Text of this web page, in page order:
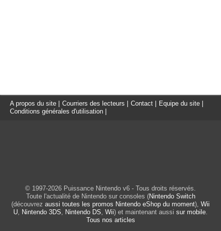
A propos du site Courriers des lecteurs Contact Equipe du site
Conditions générales d'utilisation
© 1997-2026 Puissance Nintendo v6 - Tous droits réservés.
Toute l'actualité de Nintendo sur consoles (Nintendo Switch
(découvrez aussi toutes les promos Nintendo eShop du moment), Wii
U, Nintendo 3DS, Nintendo DS, Wii) et maintenant aussi sur mobile.
Tous nos articles